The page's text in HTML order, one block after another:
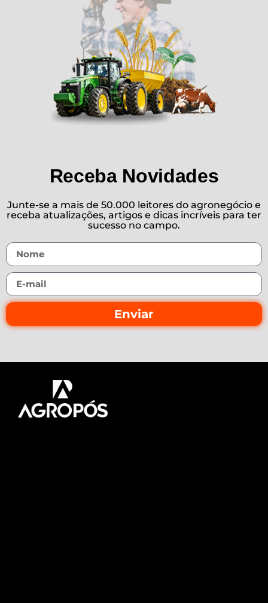
Receba Novidades
Junte-se a mais de 50.000 leitores do agronegócio e
receba atualizações, artigos e dicas incríveis para ter
sucesso no campo.
Enviar